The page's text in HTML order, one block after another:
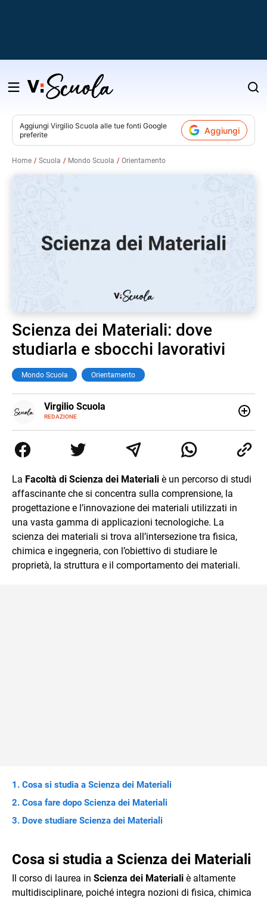
Salta
contenuto
Aggiungi Virgilio Scuola alle tue fonti Google
preferite
Aggiungi
Home Scuola Mondo Scuola Orientamento
Scienza dei Materiali: dove
studiarla e sbocchi lavorativi
Mondo Scuola Orientamento
Virgilio Scuola
REDAZIONE
E-
MAIL
INSTAGRAM
SITI
nell’apprendimento gli studenti di ogni ordine e grado
scolastico: un hub dedicato non solo giovani studenti, ma
esercizi online, video di approfondimento e infografiche.
Ogni lezione è pensata e realizzata da docenti esperti
della propria materia che trattano tutti gli argomenti
affrontati dagli studenti durante il percorso scolastico,
anche quelli più ostici, con un linguaggio semplice e
immediato e l'ausilio di contenuti multimediali a supporto
della spiegazione testuale.
La Facoltà di Scienza dei Materiali è un percorso di studi
affascinante che si concentra sulla comprensione, la
progettazione e l’innovazione dei materiali utilizzati in
una vasta gamma di applicazioni tecnologiche. La
scienza dei materiali si trova all’intersezione tra fisica,
chimica e ingegneria, con l’obiettivo di studiare le
proprietà, la struttura e il comportamento dei materiali.
Cosa si studia a Scienza dei Materiali
Cosa fare dopo Scienza dei Materiali
Dove studiare Scienza dei Materiali
Cosa si studia a Scienza dei Materiali
Il corso di laurea in Scienza dei Materiali è altamente
multidisciplinare, poiché integra nozioni di fisica, chimica